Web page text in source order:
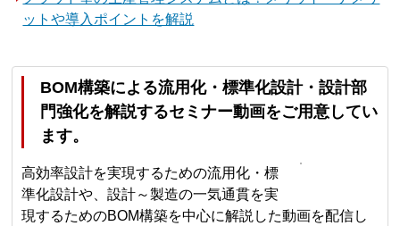
ットや導入ポイントを解説
BOM構築による流用化・標準化設計・設計部
門強化を解説するセミナー動画をご用意してい
ます。
高効率設計を実現するための流用化・標
準化設計や、設計～製造の一気通貫を実
現するためのBOM構築を中心に解説した動画を配信し